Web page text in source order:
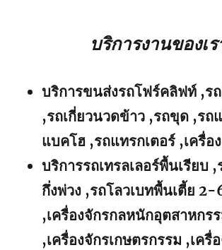
บริการงานของเร
บริการขนส่งรถโฟร์คลิฟท์ ,ร
,รถเกี่ยวนวดข้าว ,รถขุด ,รถ
แบคโฮ ,รถแทรกเตอร์ ,เครื่อ
บริการรถเทรลเลอร์พื้นเรียบ ,
กึ่งพ่วง ,รถโลวเบทพื้นเตี้ย 2-
,เครื่องจักรกลหนักอุตสาหกร
,เครื่องจักรเกษตรกรรม ,เครื่